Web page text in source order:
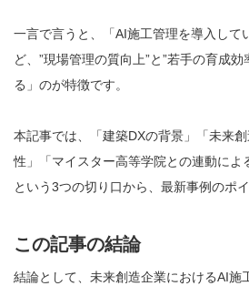
一言で言うと、「AI施工管理を導入して
ど、”現場管理の質向上”と”若手の育成
る」のが特徴です。
本記事では、「建築DXの背景」「未来
性」「マイスター高等学院との連動によ
という3つの切り口から、最新事例のポ
この記事の結論
結論として、未来創造企業におけるAI施